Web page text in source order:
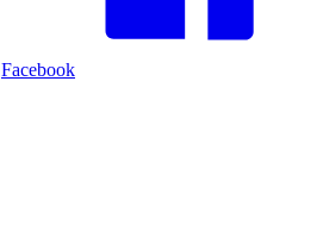
Facebook